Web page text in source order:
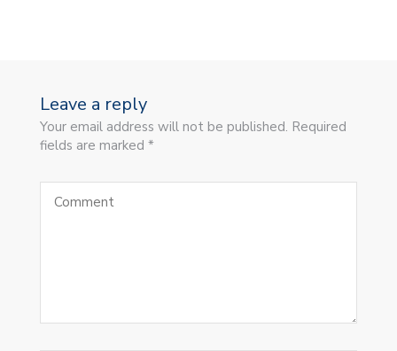
Leave a reply
Your email address will not be published. Required
fields are marked *